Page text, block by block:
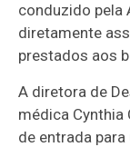
conduzido pela
diretamente
prestados aos
A diretora de
médica
de entrada